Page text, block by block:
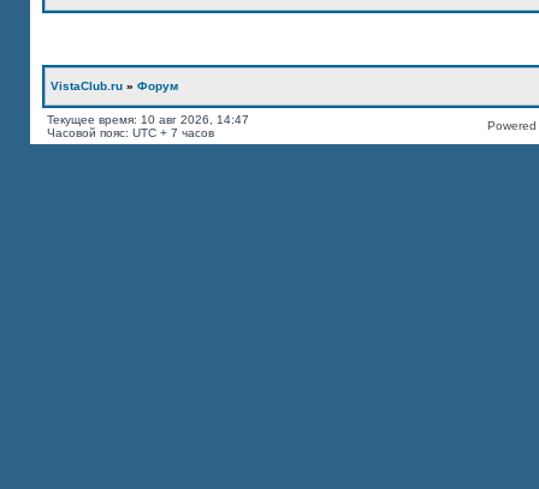
VistaClub.ru » Форум
Текущее время: 10 авг 2026, 14:47
Часовой пояс: UTC + 7 часов